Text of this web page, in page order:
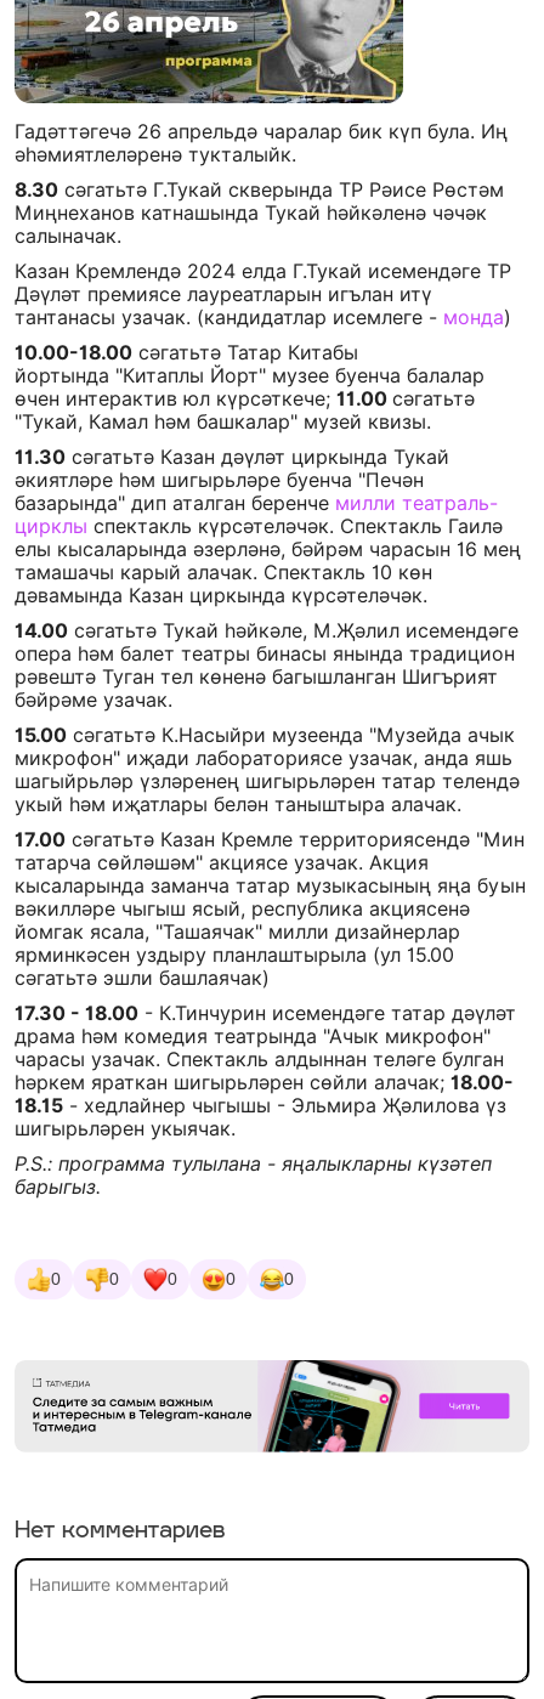
Гадәттәгечә 26 апрельдә чаралар бик күп була. Иң
әһәмиятлеләренә тукталыйк.
8.30 сәгатьтә Г.Тукай скверында ТР Рәисе Рөстәм
Миңнеханов катнашында Тукай һәйкәленә чәчәк
салыначак.
Казан Кремлендә 2024 елда Г.Тукай исемендәге ТР
Дәүләт премиясе лауреатларын игълан итү
тантанасы узачак. (кандидатлар исемлеге - монда)
10.00-18.00 сәгатьтә Татар Китабы
йортында "Китаплы Йорт" музее буенча балалар
өчен интерактив юл күрсәткече; 11.00 сәгатьтә
"Тукай, Камал һәм башкалар" музей квизы.
11.30 сәгатьтә Казан дәүләт циркында Тукай
әкиятләре һәм шигырьләре буенча "Печән
базарында" дип аталган беренче милли театраль-
цирклы спектакль күрсәтеләчәк. Спектакль Гаилә
елы кысаларында әзерләнә, бәйрәм чарасын 16 мең
тамашачы карый алачак. Спектакль 10 көн
дәвамында Казан циркында күрсәтеләчәк.
14.00 сәгатьтә Тукай һәйкәле, М.Җәлил исемендәге
опера һәм балет театры бинасы янында традицион
рәвештә Туган тел көненә багышланган Шигърият
бәйрәме узачак.
15.00 сәгатьтә К.Насыйри музеенда "Музейда ачык
микрофон" иҗади лабораториясе узачак, анда яшь
шагыйрьләр үзләренең шигырьләрен татар телендә
укый һәм иҗатлары белән таныштыра алачак.
17.00 сәгатьтә Казан Кремле территориясендә "Мин
татарча сөйләшәм" акциясе узачак. Акция
кысаларында заманча татар музыкасының яңа буын
вәкилләре чыгыш ясый, республика акциясенә
йомгак ясала, "Ташаячак" милли дизайнерлар
ярминкәсен уздыру планлаштырыла (ул 15.00
сәгатьтә эшли башлаячак)
17.30 - 18.00 - К.Тинчурин исемендәге татар дәүләт
драма һәм комедия театрында "Ачык микрофон"
чарасы узачак. Спектакль алдыннан теләге булган
һәркем яраткан шигырьләрен сөйли алачак; 18.00-
18.15 - хедлайнер чыгышы - Эльмира Җәлилова үз
шигырьләрен укыячак.
P.S.: программа тулылана - яңалыкларны күзәтеп
барыгыз.
0 0 0 0 0
Нет комментариев